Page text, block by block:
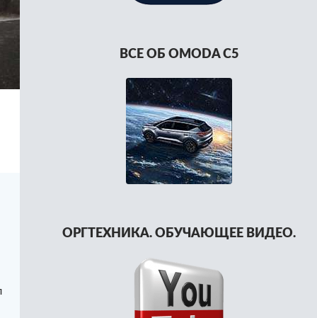
ВСЕ ОБ OMODA C5
ОРГТЕХНИКА. ОБУЧАЮЩЕЕ ВИДЕО.